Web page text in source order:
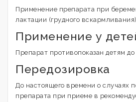
Применение препарата при
лактации (грудного
Применение у
Препарат противопоказан детям до
Передозировка
До настоящего времени о случаях
препарата при приеме в